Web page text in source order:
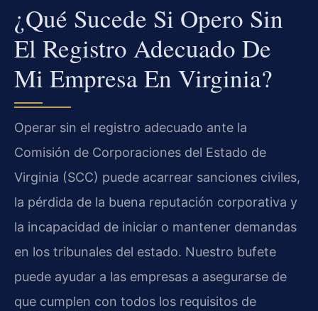
¿Qué Sucede Si Opero Sin
El Registro Adecuado De
Mi Empresa En Virginia?
Operar sin el registro adecuado ante la
Comisión de Corporaciones del Estado de
Virginia (SCC) puede acarrear sanciones civiles,
la pérdida de la buena reputación corporativa y
la incapacidad de iniciar o mantener demandas
en los tribunales del estado. Nuestro bufete
puede ayudar a las empresas a asegurarse de
que cumplen con todos los requisitos de